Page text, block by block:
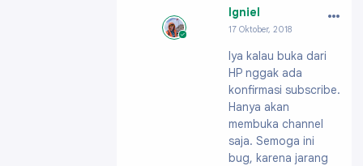
Igniel
17 Oktober, 2018
w.blogger.com/pro
file/091991703796
61896200
…
Iya kalau buka dari
HP nggak ada
konfirmasi subscribe.
Hanya akan
membuka channel
saja. Semoga ini
bug, karena jarang